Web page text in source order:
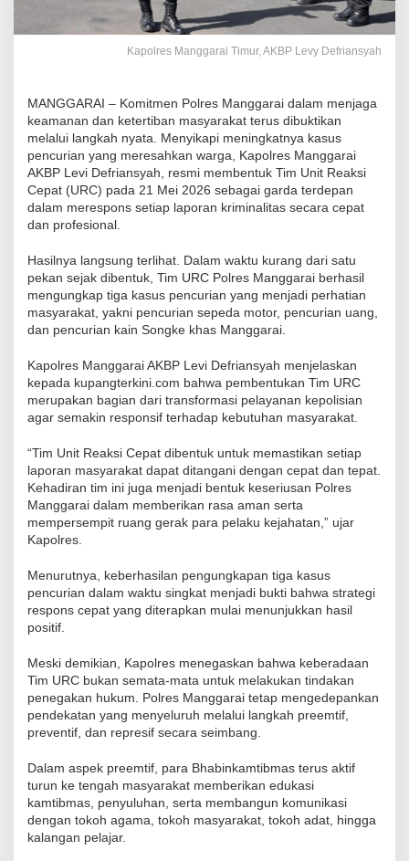
Kapolres Manggarai Timur, AKBP Levy Defriansyah
MANGGARAI – Komitmen Polres Manggarai dalam menjaga
keamanan dan ketertiban masyarakat terus dibuktikan
melalui langkah nyata. Menyikapi meningkatnya kasus
pencurian yang meresahkan warga, Kapolres Manggarai
AKBP Levi Defriansyah, resmi membentuk Tim Unit Reaksi
Cepat (URC) pada 21 Mei 2026 sebagai garda terdepan
dalam merespons setiap laporan kriminalitas secara cepat
dan profesional.
Hasilnya langsung terlihat. Dalam waktu kurang dari satu
pekan sejak dibentuk, Tim URC Polres Manggarai berhasil
mengungkap tiga kasus pencurian yang menjadi perhatian
masyarakat, yakni pencurian sepeda motor, pencurian uang,
dan pencurian kain Songke khas Manggarai.
Kapolres Manggarai AKBP Levi Defriansyah menjelaskan
kepada kupangterkini.com bahwa pembentukan Tim URC
merupakan bagian dari transformasi pelayanan kepolisian
agar semakin responsif terhadap kebutuhan masyarakat.
“Tim Unit Reaksi Cepat dibentuk untuk memastikan setiap
laporan masyarakat dapat ditangani dengan cepat dan tepat.
Kehadiran tim ini juga menjadi bentuk keseriusan Polres
Manggarai dalam memberikan rasa aman serta
mempersempit ruang gerak para pelaku kejahatan,” ujar
Kapolres.
Menurutnya, keberhasilan pengungkapan tiga kasus
pencurian dalam waktu singkat menjadi bukti bahwa strategi
respons cepat yang diterapkan mulai menunjukkan hasil
positif.
Meski demikian, Kapolres menegaskan bahwa keberadaan
Tim URC bukan semata-mata untuk melakukan tindakan
penegakan hukum. Polres Manggarai tetap mengedepankan
pendekatan yang menyeluruh melalui langkah preemtif,
preventif, dan represif secara seimbang.
Dalam aspek preemtif, para Bhabinkamtibmas terus aktif
turun ke tengah masyarakat memberikan edukasi
kamtibmas, penyuluhan, serta membangun komunikasi
dengan tokoh agama, tokoh masyarakat, tokoh adat, hingga
kalangan pelajar.